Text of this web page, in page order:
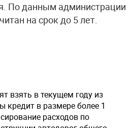
По данным администрации
на срок до 5 лет.
взять в текущем году из
кредит в размере более 1
расходов по